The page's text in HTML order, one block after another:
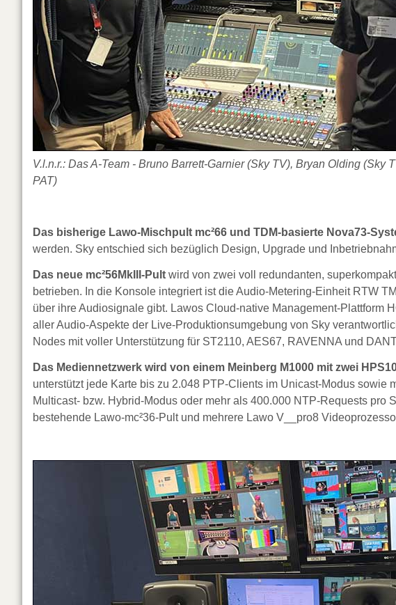
V.l.n.r.: Das A-Team - Bruno Barrett-Garnier (Sky TV), Bryan Olding (Sky
PAT)
Das bisherige Lawo-Mischpult mc²66 und TDM-basierte Nova73-
werden. Sky entschied sich bezüglich Design, Upgrade und
Das neue mc²56MkIII-Pult wird von zwei voll redundanten,
betrieben. In die Konsole integriert ist die Audio-Metering-Einheit RTW
über ihre Audiosignale gibt. Lawos Cloud-native Management-Plattform
aller Audio-Aspekte der Live-Produktionsumgebung von Sky
Nodes mit voller Unterstützung für ST2110, AES67, RAVENNA und
Das Mediennetzwerk wird von einem Meinberg M1000 mit zwei
unterstützt jede Karte bis zu 2.048 PTP-Clients im Unicast-Modus sowie
Multicast- bzw. Hybrid-Modus oder mehr als 400.000 NTP-Requests pro
bestehende Lawo-mc²36-Pult und mehrere Lawo V__pro8